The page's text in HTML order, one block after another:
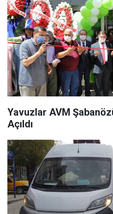
Yavuzlar AVM
Açıldı